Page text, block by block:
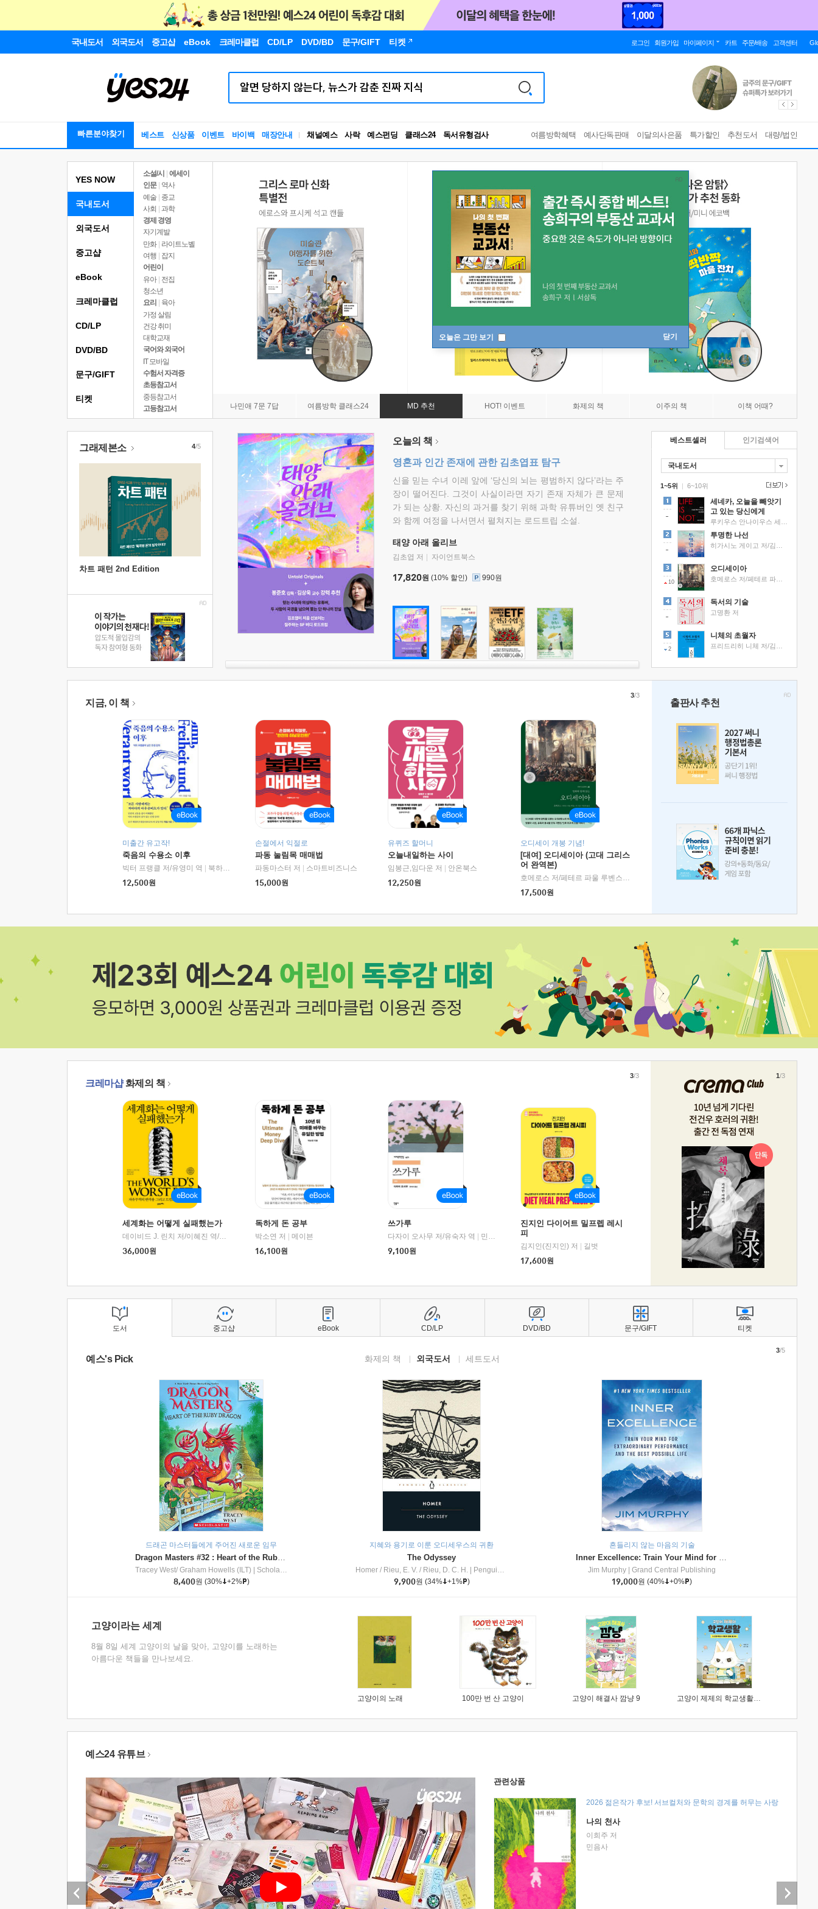
국내도서 외국도서 중고샵 eBook 크레마클럽 CD/LP DVD/BD 문구/GIFT 티켓 로그인 회원가입 마이페이지 카트 주문/배송 고객센터
빠른분야찾기 베스트 신상품 이벤트 바이백 매장안내 채널예스 사락 예스펀딩 클래스24
RBTI Lab
독서유형검사
여름방학혜택 예사단독판매 이달의사은품 특가할인 추천도서 대량/법인
오늘은 그만 보기 닫기
YES NOW
국내도서
소설/시
에세이
인문
역사
예술 | 종교
사회 | 과학
경제 경영
자기계발
만화 | 라이트노벨
여행
잡지
어린이
유아 | 전집
청소년
요리
육아
가정 살림
건강 취미
대학교재
국어와 외국어
IT 모바일
수험서 자격증
초등참고서
중등참고서
고등참고서
나민애 7문 7답 여름방학 클래스24 MD 추천 HOT! 이벤트 화제의 책 이주의 책 이책 어때?
외국도서
중고샵
eBook
크레마클럽
CD/LP
DVD/BD
문구/GIFT
티켓
그래제본소
차트 패턴 2nd Edition
4/5 오늘의 책
영혼과 인간 존재에 관한 김초엽표 탐구
신을 믿는 수녀 이레 앞에 ‘당신의 뇌는 평범하지 않다’라는 주
장이 떨어진다. 그것이 사실이라면 자기 존재 자체가 큰 문제
가 되는 상황. 자신의 과거를 찾기 위해 과학 유튜버인 옛 친구
와 함께 여정을 나서면서 펼쳐지는 로드트립 소설.
태양 아래 올리브
김초엽 저 자이언트북스
17,820원 (10% 할인) 990원
베스트셀러
국내도서
1~5위 |
세네카, 오늘을 빼앗기
고 있는 당신에게
투명한 나선
10
오디세이아
독서의 기술
고명환 저
2
니체의 초월자
6~10위
인기검색어
지금, 이 책
미출간 유고작!
죽음의 수용소 이후
빅터 프랭클 저/유영미 역
북하우스
12,500원
손절에서 익절로
파동 눌림목 매매법
파동마스터 저
스마트비즈니스
15,000원
유퀴즈 할머니
오늘내일하는 사이
임봉근,임다운 저
안온북스
12,250원
오디세이 개봉 기념!
[대여] 오디세이아 (고대 그리스
어 완역본)
호메로스 저/페테르 파울 루벤스 그림/박문재 역
현대지성
17,500원
3/3
출판사 추천
크레마샵화제의 책
세계화는 어떻게 실패했는가
데이비드 J. 린치 저/이혜진 역/최준영 감수 | 21세기북스
36,000원
독하게 돈 공부
박소연 저
메이븐
16,100원
쓰가루
다자이 오사무 저/유숙자 역
민음사
9,100원
진지인 다이어트 밀프렙 레시
피
김지인(진지인) 저
길벗
17,600원
3/3 1/3
도서
예스's Pick 화제의 책 외국도서 세트도서
드래곤 마스터들에게 주어진 새로운 임무
Dragon Masters #32 : Heart of the Ruby Dragon (A Branches Book)
Tracey West/ Graham Howells (ILT)
Scholastic Inc
8,400원 (30% +2% )
지혜와 용기로 이룬 오디세우스의 귀환
The Odyssey
Homer / Rieu, E. V. / Rieu, D. C. H.
Penguin Group
9,900원 (34% +1% )
흔들리지 않는 마음의 기술
Inner Excellence: Train Your Mind for Extraordinary Performance and the Best Possible Life
Jim Murphy
Grand Central Publishing
19,000원 (40% +0% )
3/5
고양이라는 세계
8월 8일 세계 고양이의 날을 맞아, 고양이를 노래하는
아름다운 책들을 만나보세요.
고양이의 노래 100만 번 산 고양이 고양이 해결사 깜냥 9 고양이 제제의 학교생활 1 : 초등학생이 이렇게 힘들 줄이야
중고샵 eBook CD/LP DVD/BD 문구/GIFT 티켓
예스24 유튜브
관련상품
2026 젊은작가 후보! 서브컬처와 문학의 경계를 허무는 사랑
나의 천사
이희주 저
민음사